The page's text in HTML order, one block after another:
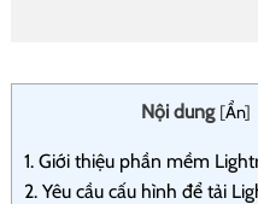
Nội dung [Ẩn]
1. Giới thiệu phần mềm
2. Yêu cầu cấu hình để tải